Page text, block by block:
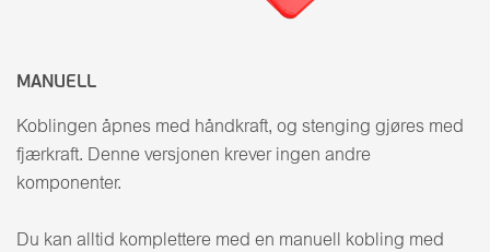
MANUELL
Koblingen åpnes med håndkraft, og stenging gjøres med
fjærkraft. Denne versjonen krever ingen andre
komponenter.
Du kan alltid komplettere med en manuell kobling med